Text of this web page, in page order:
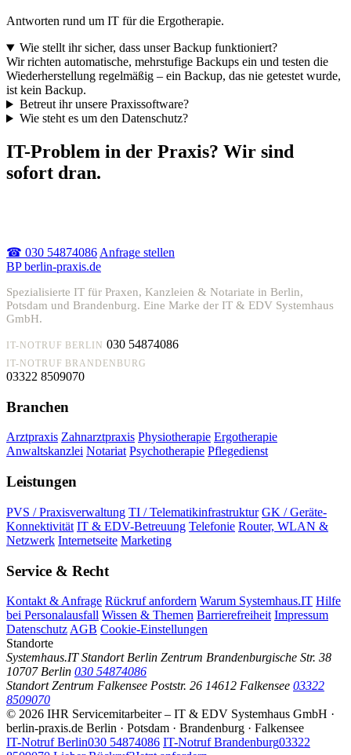
Antworten rund um IT für die Ergotherapie.
Wie stellt ihr sicher, dass unser Backup funktioniert?
Wir richten automatische, mehrstufige Backups ein und testen die
Wiederherstellung regelmäßig – ein Backup, das nie getestet wurde,
ist kein Backup.
Betreut ihr unsere Praxissoftware?
Wie steht es um den Datenschutz?
IT-Problem in der Praxis? Wir sind
sofort dran.
☎ 030 54874086Anfrage stellen
BP berlin-praxis.de
Spezialisierte IT für Praxen, Kanzleien & Notariate in Berlin,
Potsdam und Brandenburg. Eine Marke der IT & EDV Systemhaus
GmbH.
IT-NOTRUF BERLIN 030 54874086
IT-NOTRUF BRANDENBURG
03322 8509070
Branchen
Arztpraxis Zahnarztpraxis Physiotherapie Ergotherapie
Anwaltskanzlei Notariat Psychotherapie Pflegedienst
Leistungen
PVS / Praxisverwaltung TI / Telematikinfrastruktur GK / Geräte-
Konnektivität IT & EDV-Betreuung Telefonie Router, WLAN &
Netzwerk Internetseite Marketing
Service & Recht
Kontakt & Anfrage Rückruf anfordern Warum Systemhaus.IT Hilfe
bei Personalausfall Wissen & Themen Barrierefreiheit Impressum
Datenschutz AGB Cookie-Einstellungen
Standorte
Systemhaus.IT Standort Berlin Zentrum Brandenburgische Str. 38
10707 Berlin 030 54874086
Standort Zentrum Falkensee Poststr. 26 14612 Falkensee 03322
8509070
© 2026 IHR Servicemitarbeiter – IT & EDV Systemhaus GmbH ·
berlin-praxis.de Berlin · Potsdam · Brandenburg · Falkensee
IT-Notruf Berlin030 54874086 IT-Notruf Brandenburg03322